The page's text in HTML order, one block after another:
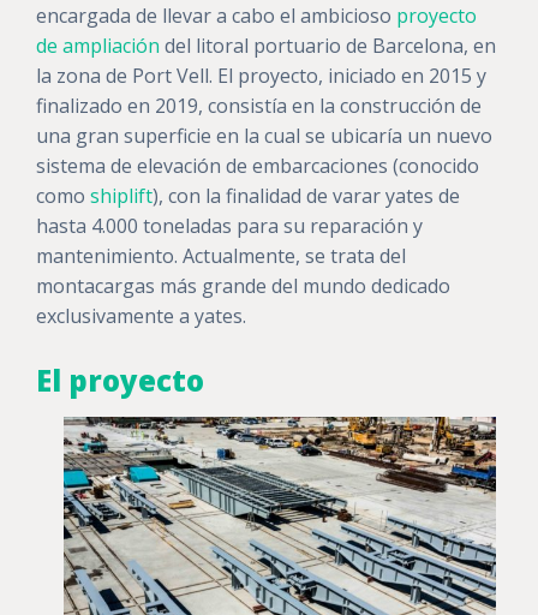
encargada de llevar a cabo el ambicioso proyecto
de ampliación del litoral portuario de Barcelona, en
la zona de Port Vell. El proyecto, iniciado en 2015 y
finalizado en 2019, consistía en la construcción de
una gran superficie en la cual se ubicaría un nuevo
sistema de elevación de embarcaciones (conocido
como shiplift), con la finalidad de varar yates de
hasta 4.000 toneladas para su reparación y
mantenimiento. Actualmente, se trata del
montacargas más grande del mundo dedicado
exclusivamente a yates.
El proyecto